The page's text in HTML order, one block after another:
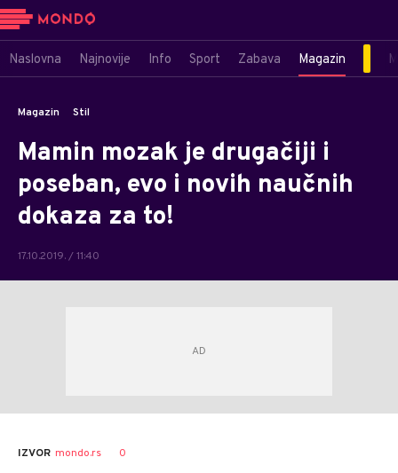
Naslovna Najnovije Info Sport Zabava Magazin
Magazin Stil
Mamin mozak je drugačiji i
poseban, evo i novih naučnih
dokaza za to!
17.10.2019. / 11:40
IZVOR mondo.rs 0